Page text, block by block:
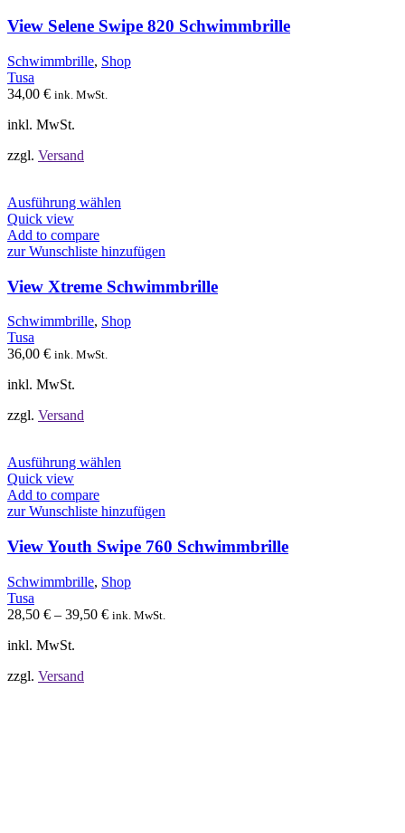
auf.
Die
Optionen
können
View Selene Swipe 820 Schwimmbrille
Schwimmbrille, Shop
Tusa
34,00 € ink. MwSt.
inkl. MwSt.
zzgl. Versand
Ausführung wählen
mehrere
auf.
Die
Optionen
können
Quick view
Add to compare
zur Wunschliste hinzufügen
View Xtreme Schwimmbrille
Schwimmbrille, Shop
Tusa
36,00 € ink. MwSt.
inkl. MwSt.
zzgl. Versand
Ausführung wählen
mehrere
auf.
Die
Optionen
können
auf
Quick view
Add to compare
zur Wunschliste hinzufügen
View Youth Swipe 760 Schwimmbrille
Schwimmbrille, Shop
Tusa
28,50 € – 39,50 € ink. MwSt.
inkl. MwSt.
zzgl. Versand